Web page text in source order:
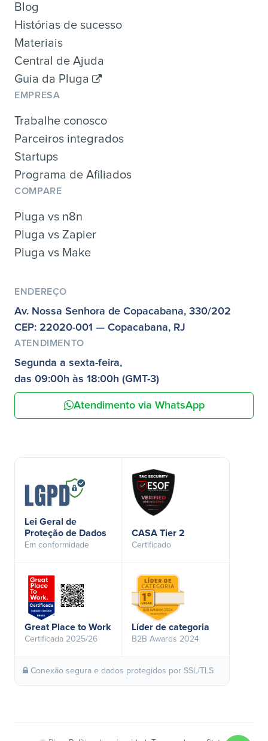
Blog
Histórias de sucesso
Materiais
Central de Ajuda
Guia da Pluga
EMPRESA
Trabalhe conosco
Parceiros integrados
Startups
Programa de Afiliados
COMPARE
Pluga vs n8n
Pluga vs Zapier
Pluga vs Make
ENDEREÇO
Av. Nossa Senhora de Copacabana, 330/202
CEP: 22020-001 — Copacabana, RJ
ATENDIMENTO
Segunda a sexta-feira,
das 09:00h às 18:00h (GMT-3)
Atendimento via WhatsApp
Lei Geral de
Proteção de Dados
Em conformidade
CASA Tier 2
Certificado
Great Place to Work
Certificada 2025/26
Líder de categoria
B2B Awards 2024
Conexão segura e dados protegidos por SSL/TLS